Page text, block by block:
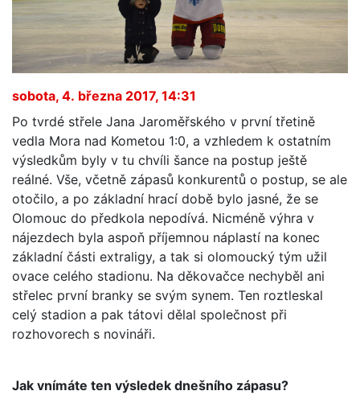
sobota, 4. března 2017, 14:31
Po tvrdé střele Jana Jaroměřského v první třetině
vedla Mora nad Kometou 1:0, a vzhledem k ostatním
výsledkům byly v tu chvíli šance na postup ještě
reálné. Vše, včetně zápasů konkurentů o postup, se ale
otočilo, a po základní hrací době bylo jasné, že se
Olomouc do předkola nepodívá. Nicméně výhra v
nájezdech byla aspoň příjemnou náplastí na konec
základní části extraligy, a tak si olomoucký tým užil
ovace celého stadionu. Na děkovačce nechyběl ani
střelec první branky se svým synem. Ten roztleskal
celý stadion a pak tátovi dělal společnost při
rozhovorech s novináři.
Jak vnímáte ten výsledek dnešního zápasu?